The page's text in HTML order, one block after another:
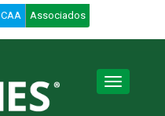
CAA Associados
Toggle